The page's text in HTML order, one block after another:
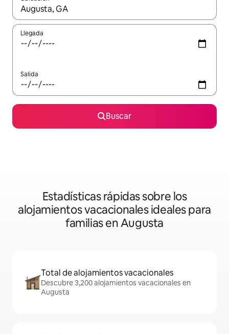
Cuando los resultados estén disponibles, podrás navegar
Llegada
Salida
Buscar
Estadísticas rápidas sobre los
alojamientos vacacionales ideales para
familias en Augusta
Total de alojamientos vacacionales
Descubre 3,200 alojamientos vacacionales en
Augusta